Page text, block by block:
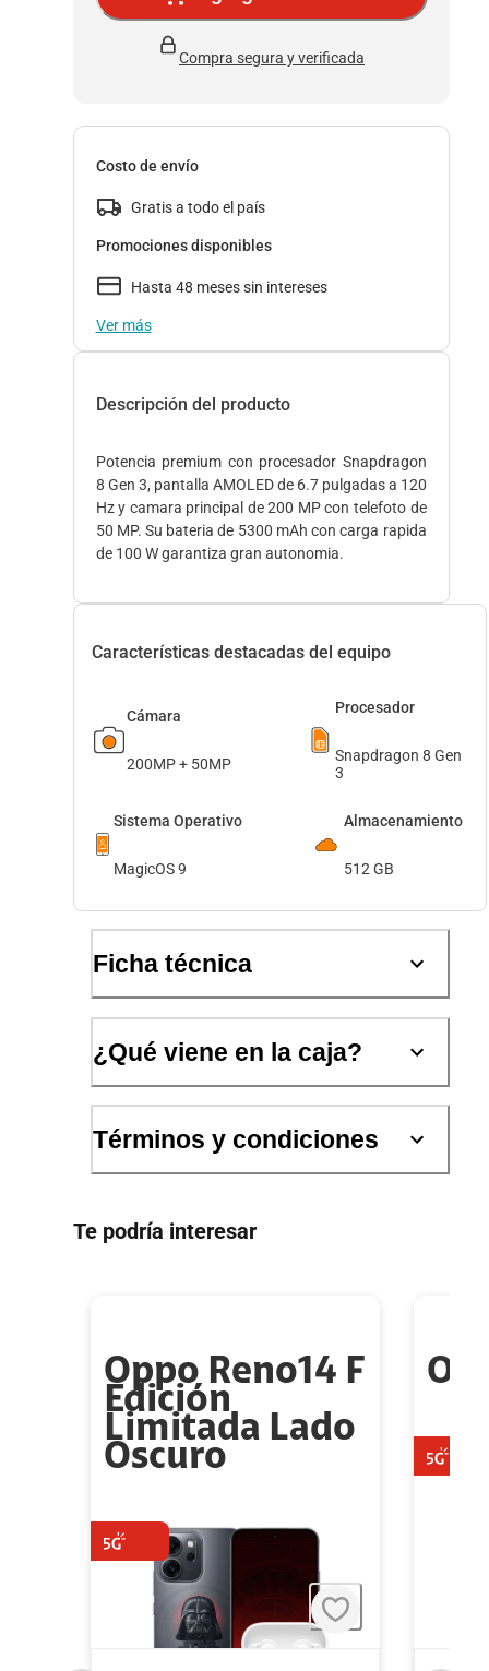
Compra segura y verificada
Costo de envío
Gratis a todo el país
Promociones disponibles
Hasta 48 meses sin intereses
Ver más
Descripción del producto
Potencia premium con procesador Snapdragon
8 Gen 3, pantalla AMOLED de 6.7 pulgadas a 120
Hz y camara principal de 200 MP con telefoto de
50 MP. Su bateria de 5300 mAh con carga rapida
de 100 W garantiza gran autonomia.
Características destacadas del equipo
Cámara
200MP + 50MP
Procesador
Snapdragon 8 Gen
3
Sistema Operativo
MagicOS 9
Almacenamiento
512 GB
Ficha técnica
¿Qué viene en la caja?
Términos y condiciones
Te podría interesar
Oppo Reno14 F
Edición
Limitada Lado
Oscuro